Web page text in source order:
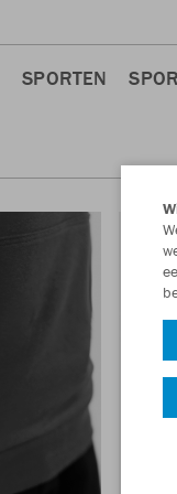
SPORTEN